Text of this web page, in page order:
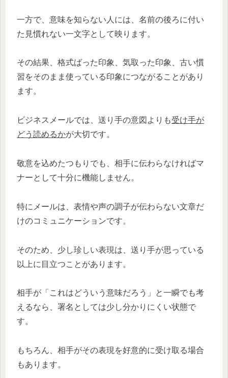
一方で、意味を知らない人には、名前の後ろに付い
た見慣れない一文字として映ります。
その結果、格式ばった印象、気取った印象、古い慣
習をそのまま使っている印象につながることがあり
ます。
ビジネスメールでは、送り手の意図よりも受け手が
どう読めるかが大切です。
敬意を込めたつもりでも、相手に伝わらなければマ
ナーとして十分に機能しません。
特にメールは、表情や声の調子が伝わらない文章だ
けのコミュニケーションです。
そのため、少し珍しい表現は、送り手が思っている
以上に目立つことがあります。
相手が「これはどういう意味だろう」と一瞬でも考
えるなら、署名としては少し分かりにくい状態で
す。
もちろん、相手がその表現を好意的に受け取る場合
もあります。